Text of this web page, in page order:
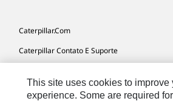
Caterpillar.com
Caterpillar Contato E Suporte
Mapa Do Local
This site uses cookies to improve
experience. Some are required